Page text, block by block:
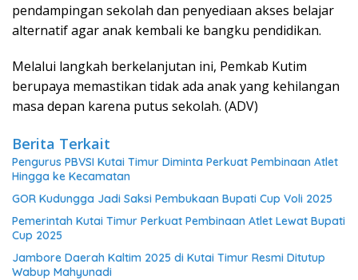
pendampingan sekolah dan penyediaan akses belajar
alternatif agar anak kembali ke bangku pendidikan.
Melalui langkah berkelanjutan ini, Pemkab Kutim
berupaya memastikan tidak ada anak yang kehilangan
masa depan karena putus sekolah. (ADV)
Berita Terkait
Pengurus PBVSI Kutai Timur Diminta Perkuat Pembinaan Atlet
Hingga ke Kecamatan
GOR Kudungga Jadi Saksi Pembukaan Bupati Cup Voli 2025
Pemerintah Kutai Timur Perkuat Pembinaan Atlet Lewat Bupati
Cup 2025
Jambore Daerah Kaltim 2025 di Kutai Timur Resmi Ditutup
Wabup Mahyunadi